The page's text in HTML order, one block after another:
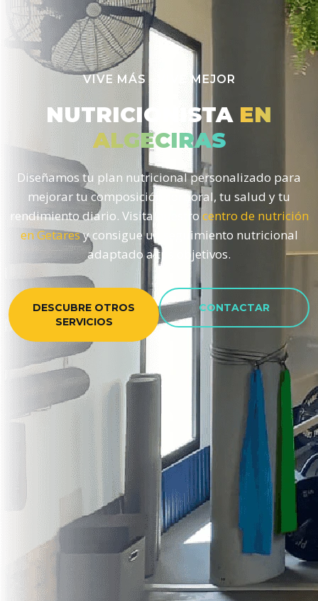
VIVE MÁS · VIVE MEJOR
NUTRICIONISTA EN
ALGECIRAS
Diseñamos tu plan nutricional personalizado para
mejorar tu composición corporal, tu salud y tu
rendimiento diario. Visita nuestrocentro de nutrición
en Getaresy consigue un seguimiento nutricional
adaptado a tus objetivos.
DESCUBRE OTROS
SERVICIOS
CONTACTAR